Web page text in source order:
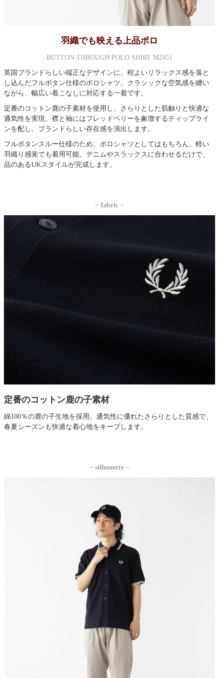
羽織でも映える上品ポロ
BUTTON THROUGH POLO SHIRT M2451
英国ブランドらしい端正なデザインに、程よいリラックス感を落と
し込んだフルボタン仕様のポロシャツ。クラシックな空気感を纏い
ながら、幅広い着こなしに対応する一着です。
定番のコットン鹿の子素材を使用し、さらりとした肌触りと快適な
通気性を実現。襟と袖にはフレッドペリーを象徴するティップライ
ンを配し、ブランドらしい存在感を演出します。
フルボタンスルー仕様のため、ポロシャツとしてはもちろん、軽い
羽織り感覚でも着用可能。デニムやスラックスに合わせるだけで、
品のあるUKスタイルが完成します。
− fabric −
定番のコットン鹿の子素材
綿100％の鹿の子生地を採用。通気性に優れたさらりとした質感で、
春夏シーズンも快適な着心地をキープします。
− silhouette −